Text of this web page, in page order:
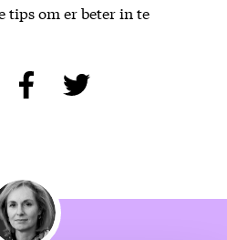
tips om er beter in te